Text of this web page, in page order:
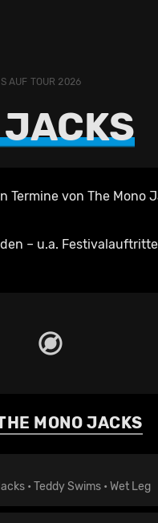
AUF TOUR 2026
JACKS
Termine von The Mono
– u.a.
MONO JACKS
• Teddy Swims • Wet Leg